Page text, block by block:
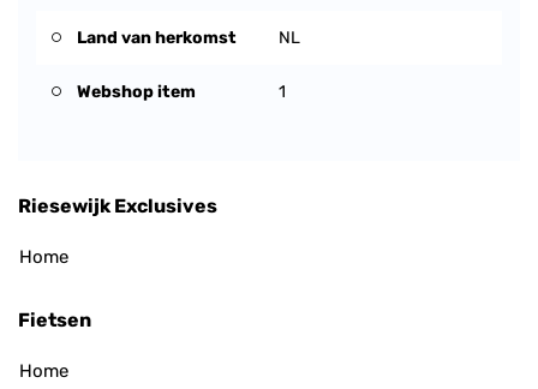
Land van herkomst NL
Webshop item 1
Riesewijk Exclusives
Home
Fietsen
Home